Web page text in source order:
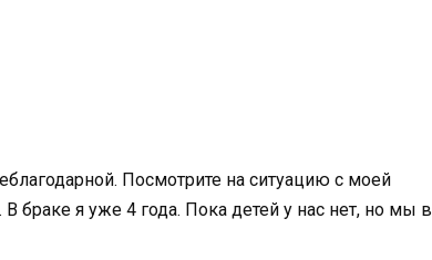
Посмотрите на ситуацию с моей
браке я уже 4 года. Пока детей у нас нет, но мы в